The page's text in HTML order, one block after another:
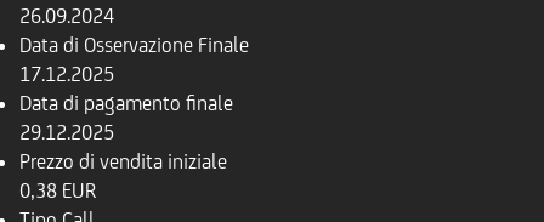
26.09.2024
Data di Osservazione Finale
17.12.2025
Data di pagamento finale
29.12.2025
Prezzo di vendita iniziale
0,38 EUR